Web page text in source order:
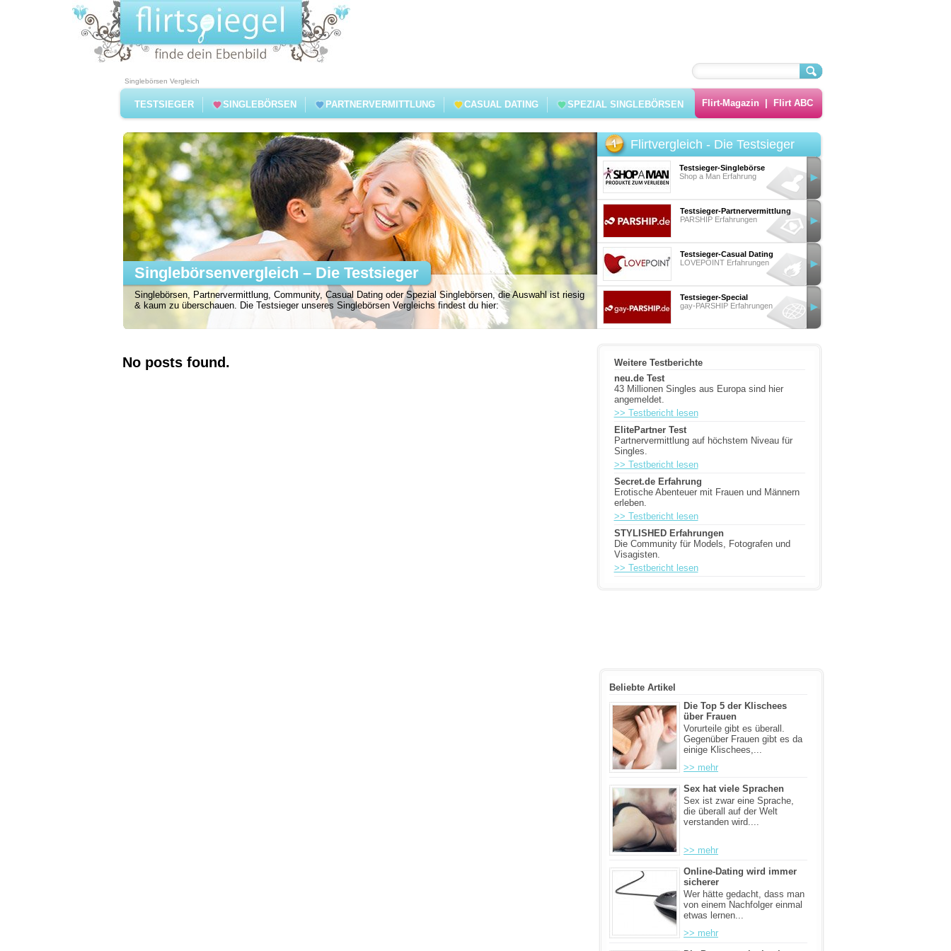
Singlebörsen Vergleich
TESTSIEGER SINGLEBÖRSEN PARTNERVERMITTLUNG CASUAL DATING SPEZIAL SINGLEBÖRSEN Flirt-Magazin|Flirt ABC
Singlebörsen, Partnervermittlung, Community, Casual Dating oder Spezial Singlebörsen, die Auswahl ist riesig
& kaum zu überschauen. Die Testsieger unseres Singlebörsen Vergleichs findest du hier:
Singlebörsenvergleich – Die Testsieger
Flirtvergleich - Die Testsieger
Testsieger-Singlebörse
Shop a Man Erfahrung
Testsieger-Partnervermittlung
PARSHIP Erfahrungen
Testsieger-Casual Dating
LOVEPOINT Erfahrungen
Testsieger-Special
gay-PARSHIP Erfahrungen
No posts found.
Weitere Testberichte
neu.de Test
43 Millionen Singles aus Europa sind hier
angemeldet.
>> Testbericht lesen
ElitePartner Test
Partnervermittlung auf höchstem Niveau für
Singles.
>> Testbericht lesen
Secret.de Erfahrung
Erotische Abenteuer mit Frauen und Männern
erleben.
>> Testbericht lesen
STYLISHED Erfahrungen
Die Community für Models, Fotografen und
Visagisten.
>> Testbericht lesen
Beliebte Artikel
Die Top 5 der Klischees
über Frauen
Vorurteile gibt es überall.
Gegenüber Frauen gibt es da
einige Klischees,...
>> mehr
Sex hat viele Sprachen
Sex ist zwar eine Sprache,
die überall auf der Welt
verstanden wird....
>> mehr
Online-Dating wird immer
sicherer
Wer hätte gedacht, dass man
von einem Nachfolger einmal
etwas lernen...
>> mehr